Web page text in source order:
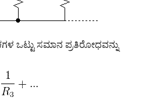
ಒಟ್ಟು ಸಮಾನ ಪ್ರತಿರೋಧವನ್ನು